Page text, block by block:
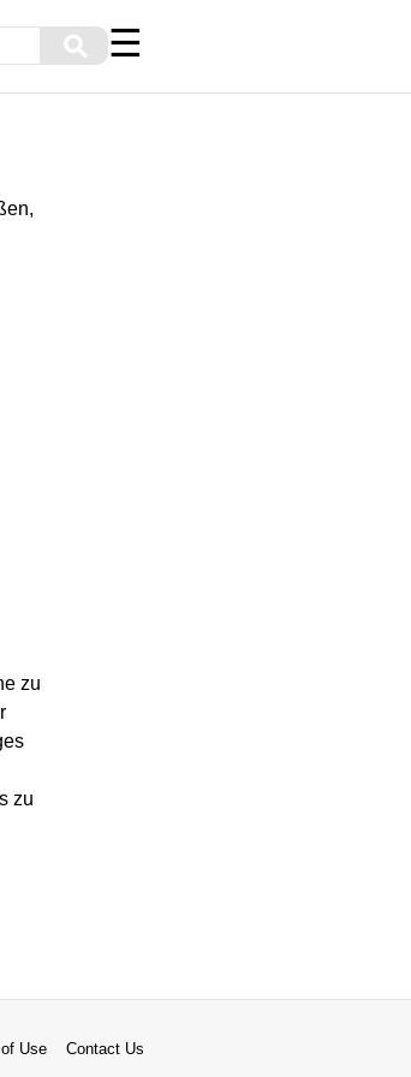
⚲ ☰
zu
zu
Use Contact Us